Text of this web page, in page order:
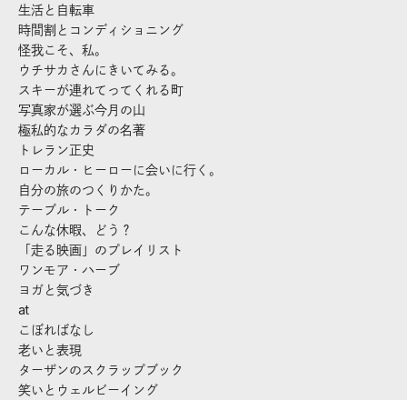
生活と自転車
時間割とコンディショニング
怪我こそ、私。
ウチサカさんにきいてみる。
スキーが連れてってくれる町
写真家が選ぶ今月の山
極私的なカラダの名著
トレラン正史
ローカル・ヒーローに会いに行く。
自分の旅のつくりかた。
テーブル・トーク
こんな休暇、どう？
「走る映画」のプレイリスト
ワンモア・ハーブ
ヨガと気づき
at
こぼればなし
老いと表現
ターザンのスクラップブック
笑いとウェルビーイング